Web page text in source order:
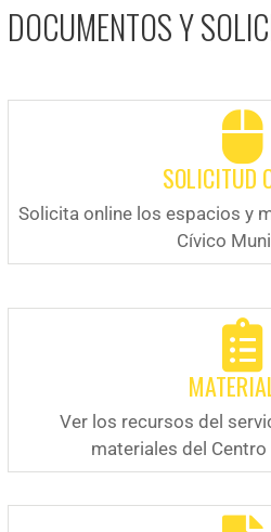
DOCUMENTOS Y
SOLICITUD
Solicita online los espacios y
Cívico
Ver los recursos del
materiales del